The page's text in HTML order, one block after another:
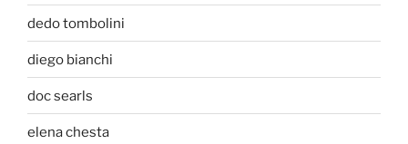
dedo tombolini
diego bianchi
doc searls
elena chesta